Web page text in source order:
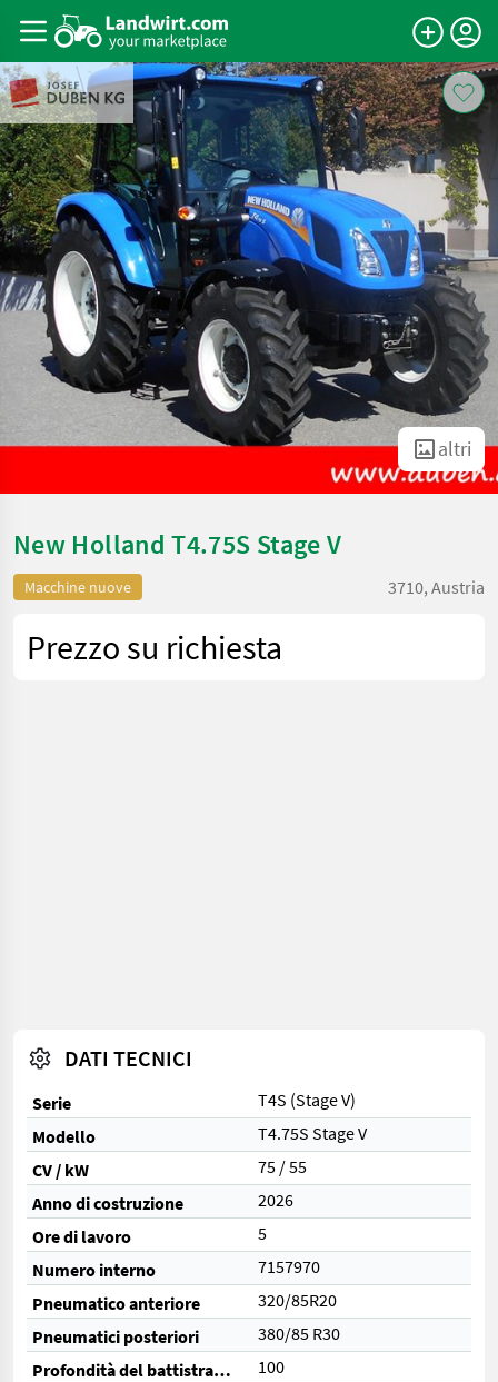
altri
New Holland T4.75S Stage V
Macchine nuove 3710, Austria
Prezzo su richiesta
DATI TECNICI
Serie
T4S (Stage V)
Modello
T4.75S Stage V
CV / kW
75 / 55
Anno di costruzione
2026
Ore di lavoro
5
Numero interno
7157970
Pneumatico anteriore
320/85R20
Pneumatici posteriori
380/85 R30
Profondità del battistrada anteriore (%)
100